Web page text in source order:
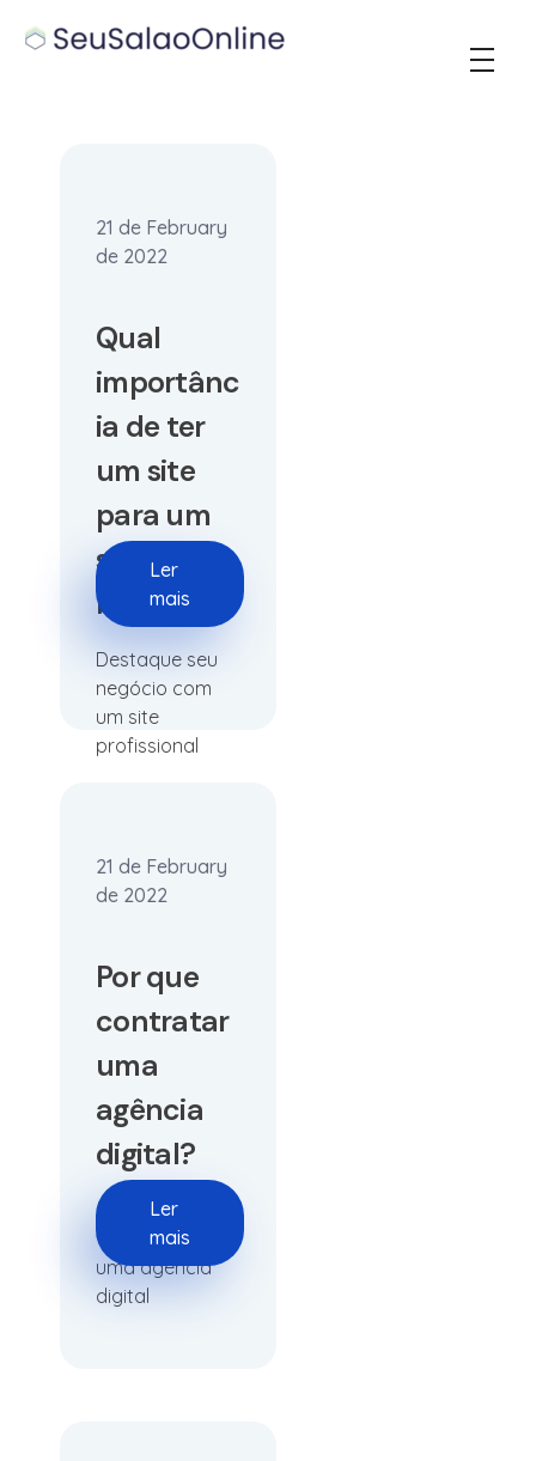
21 de February
de 2022
Qual
importânc
ia de ter
um site
para um
salão de
beleza?
Destaque seu
negócio com
um site
profissional
Ler
mais
21 de February
de 2022
Por que
contratar
uma
agência
digital?
As principais
vantagens de
uma agência
digital
Ler
mais